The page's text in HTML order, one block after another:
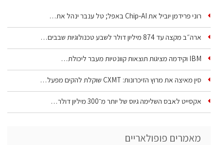
רוני פרידמן יוביל את Chip‑AI באפל; טל ענבר ינהל את…
ארה״ב מקצה עד 874 מיליון דולר לשבע טכנולוגיות שבבים…
IBM וקידמה מציגות תוצאות קוונטיות מעבר ליכולת…
סין מאיצה את מרוץ הזיכרונות: CXMT שוקלת להקים מפעל…
אקסייט לאבס השלימה גיוס של יותר מ־300 מיליון דולר…
מאמרים פופולאריים